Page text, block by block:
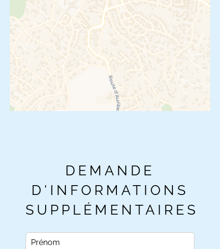
DEMANDE
D'INFORMATIONS
SUPPLÉMENTAIRES